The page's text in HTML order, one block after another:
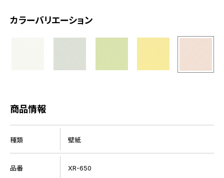
カラーバリエーション
商品情報
種類 壁紙
品番 XR-650